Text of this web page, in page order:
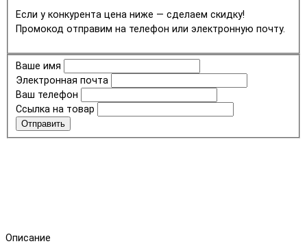
Если у конкурента цена ниже — сделаем скидку!
Промокод отправим на телефон или электронную почту.
Ваше имя
Электронная почта
Ваш телефон
Ссылка на товар
Отправить
Описание